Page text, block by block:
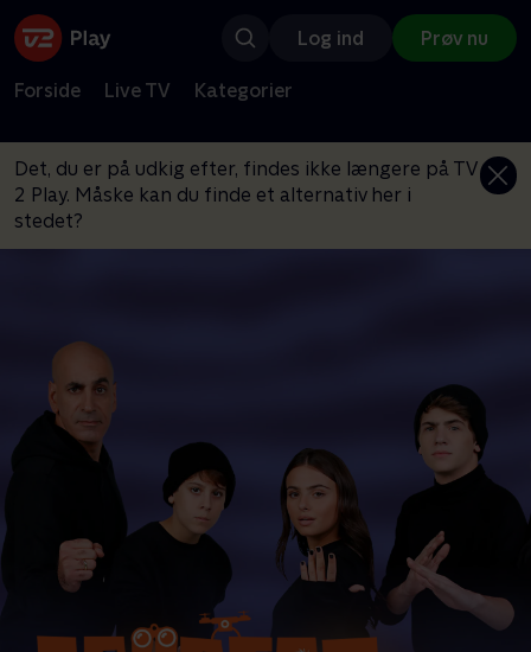
Log ind Prøv nu
Forside Live TV Kategorier
Det, du er på udkig efter, findes ikke længere på TV
2 Play. Måske kan du finde et alternativ her i
stedet?